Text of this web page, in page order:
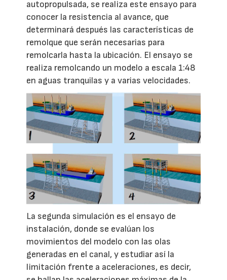
autopropulsada, se realiza este ensayo para
conocer la resistencia al avance, que
determinará después las características de
remolque que serán necesarias para
remolcarla hasta la ubicación. El ensayo se
realiza remolcando un modelo a escala 1:48
en aguas tranquilas y a varias velocidades.
La segunda simulación es el ensayo de
instalación, donde se evalúan los
movimientos del modelo con las olas
generadas en el canal, y estudiar así la
limitación frente a aceleraciones, es decir,